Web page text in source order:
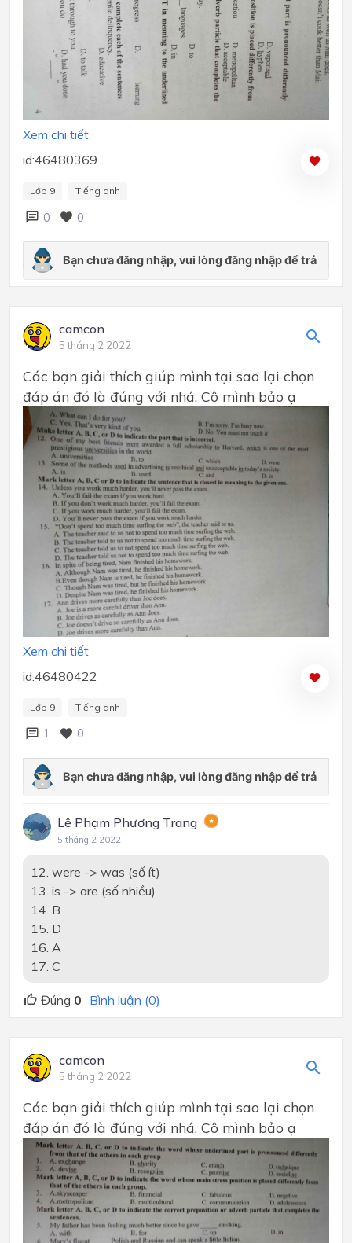
Xem chi tiết
id:46480369
Lớp 9 Tiếng anh
0 0
camcon
5 tháng 2 2022
Các bạn giải thích giúp mình tại sao lại chọn
đáp án đó là đúng với nhá. Cô mình bảo ạ
Xem chi tiết
id:46480422
Lớp 9 Tiếng anh
1 0
Lê Phạm Phương Trang
5 tháng 2 2022
12. were -> was (số ít)
13. is -> are (số nhiều)
14. B
15. D
16. A
17. C
Đúng 0 Bình luận (0)
camcon
5 tháng 2 2022
Các bạn giải thích giúp mình tại sao lại chọn
đáp án đó là đúng với nhá. Cô mình bảo ạ